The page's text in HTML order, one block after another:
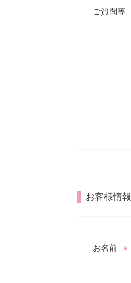
ご質問等
お客様情報
お名前 ★